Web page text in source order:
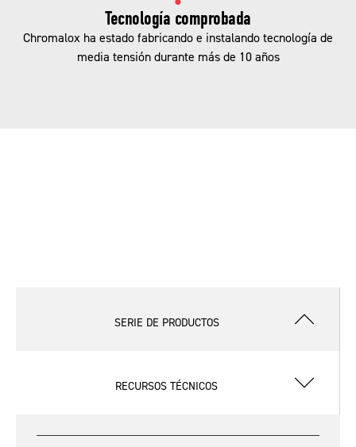
Tecnología comprobada
Chromalox ha estado fabricando e instalando tecnología de
media tensión durante más de 10 años
SERIE DE PRODUCTOS
RECURSOS TÉCNICOS